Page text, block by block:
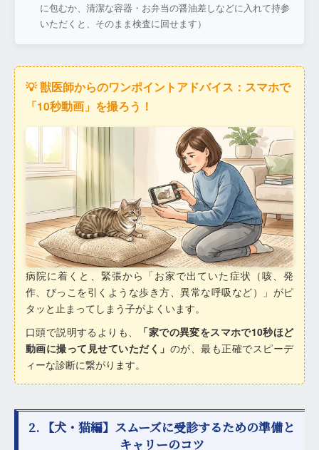
に包むか、清潔な容器・お弁当の醤油差しなどに入れて持参
いただくと、そのまま検査に回せます）
💡 獣医師からのワンポイントアドバイス：スマホで
「10秒動画」を撮ろう！
病院に着くと、緊張から「お家で出ていた症状（咳、発
作、びっこを引くような歩き方、異常な呼吸など）」がピ
タッと止まってしまう子がよくいます。
口頭で説明するよりも、
「家での異変をスマホで10秒ほど
動画に撮って見せていただく」 のが、最も正確でスピーデ
ィーな診断に繋がります。
2. 【犬・猫編】スムーズに受診するための準備と
キャリーのコツ